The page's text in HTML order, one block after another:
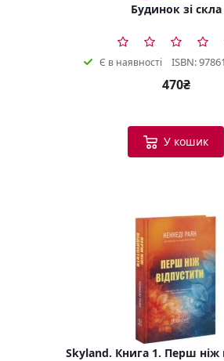
Будинок зі скла
Є в наявності ISBN:
470₴
У кошик
Skyland. Книга 1. Перш ніж